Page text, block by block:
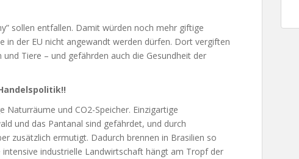
sollen entfallen. Damit würden noch mehr giftige
in der EU nicht angewandt werden dürfen. Dort vergiften
Tiere – und gefährden auch die Gesundheit der
und CO2-Speicher. Einzigartige
und das Pantanal sind gefährdet, und durch
zusätzlich ermutigt. Dadurch brennen in Brasilien so
industrielle Landwirtschaft hängt am Tropf der